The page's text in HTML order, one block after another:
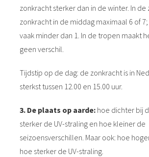
zonkracht sterker dan in de winter. In de
zonkracht in de middag maximaal 6 of
vaak minder dan 1. In de tropen maakt
geen verschil.
Tijdstip op de dag: de zonkracht is in
sterkst tussen 12.00 en 15.00 uur.
3. De plaats op aarde: hoe dichter bij
sterker de UV-straling en hoe kleiner de
seizoensverschillen. Maar ook: hoe
hoe sterker de UV-straling.